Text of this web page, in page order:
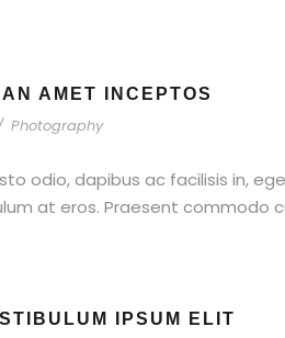
AMET INCEPTOS
Photography
odio, dapibus ac facilisis in,
at eros. Praesent commodo
IPSUM ELIT